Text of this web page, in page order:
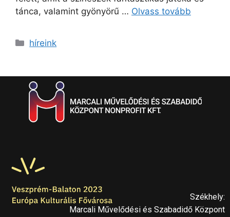
tánca, valamint gyönyörű … Olvass tovább
híreink
Székhely:
Marcali Művelődési és Szabadidő Központ